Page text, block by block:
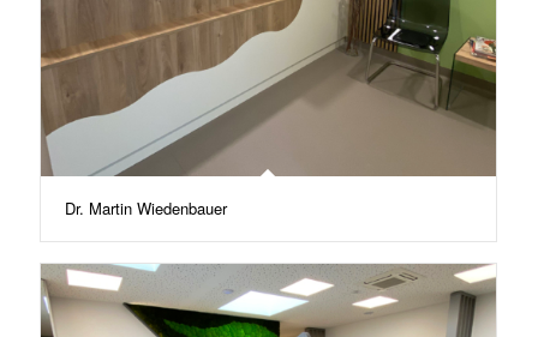
Dr. Martin Wiedenbauer